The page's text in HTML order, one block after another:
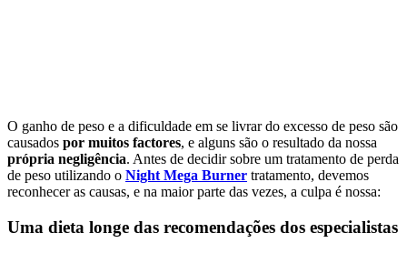
O ganho de peso e a dificuldade em se livrar do excesso de peso são
causados por muitos factores, e alguns são o resultado da nossa
própria negligência. Antes de decidir sobre um tratamento de perda
de peso utilizando o Night Mega Burner tratamento, devemos
reconhecer as causas, e na maior parte das vezes, a culpa é nossa:
Uma dieta longe das recomendações dos especialistas